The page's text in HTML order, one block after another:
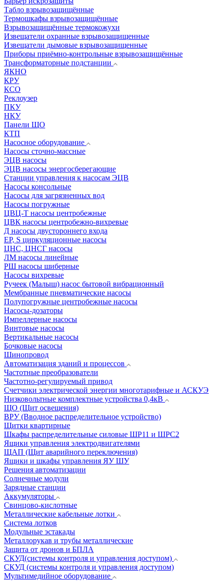
Табло взрывозащищённые
Термошкафы взрывозащищённые
Взрывозащищённые термокожухи
Извещатели охранные взрывозащищенные
Извещатели дымовые взрывозащищенные
Приборы приёмно-контрольные взрывозащищённые
Трансформаторные подстанции
ЯКНО
КРУ
КСО
Реклоузер
ПКУ
НКУ
Панели ЩО
КТП
Насосное оборудование
Насосы сточно-массные
ЭЦВ насосы
ЭЦВ насосы энергосберегающие
Станции управления к насосам ЭЦВ
Насосы консольные
Насосы для загрязненных вод
Насосы погружные
ЦВЦ-Т насосы центробежные
ЦВК насосы центробежно-вихревые
Д насосы двустороннего входа
EP, S циркуляционные насосы
ЦНС, ЦНСГ насосы
ЛМ насосы линейные
РШ насосы шиберные
Насосы вихревые
Ручеек (Малыш) насос бытовой вибрационный
Мембранные пневматические насосы
Полупогружные центробежные насосы
Насосы-дозаторы
Импеллерные насосы
Винтовые насосы
Вертикальные насосы
Бочковые насосы
Шинопровод
Автоматизация зданий и процессов
Частотные преобразователи
Частотно-регулируемый привод
Счетчики электрической энергии многотарифные и АСКУЭ
Низковольтные комплектные устройства 0,4кВ
ЩО (Щит освещения)
ВРУ (Вводное распределительное устройство)
Щитки квартирные
Шкафы распределительные силовые ШР11 и ШРС2
Ящики управления электродвигателями
ЩАП (Щит аварийного переключения)
Ящики и шкафы управления ЯУ ШУ
Решения автоматизации
Солнечные модули
Зарядные станции
Аккумуляторы
Свинцово-кислотные
Металлические кабельные лотки
Система лотков
Модульные эстакады
Металлорукав и трубы металлические
Защита от дронов и БПЛА
СКУД(системы контроля и управления доступом)
СКУД (системы контроля и управления доступом)
Мультимедийное оборудование